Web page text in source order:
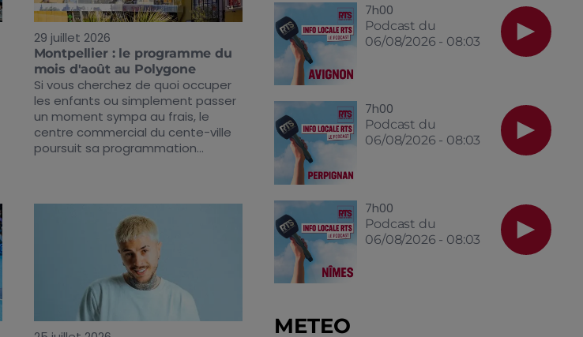
29 juillet 2026
Montpellier : le programme du
mois d'août au Polygone
Si vous cherchez de quoi occuper
les enfants ou simplement passer
un moment sympa au frais, le
centre commercial du cente-ville
poursuit sa programmation...
7h00
Podcast du
06/08/2026 - 08:03
7h00
Podcast du
06/08/2026 - 08:03
7h00
Podcast du
06/08/2026 - 08:03
METEO